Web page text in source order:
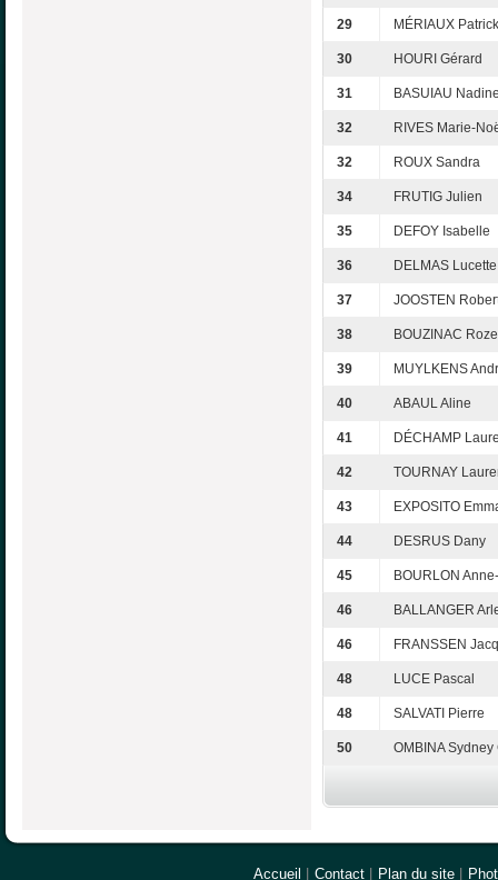
29 MÉRIAUX Patrick
30 HOURI Gérard
31 BASUIAU
32 RIVES Marie-
32 ROUX Sandra
34 FRUTIG Julien
35 DEFOY Isabelle
36 DELMAS Lucette
37 JOOSTEN
38 BOUZINAC
39 MUYLKENS
40 ABAUL Aline
41 DÉCHAMP
42 TOURNAY
43 EXPOSITO
44 DESRUS Dany
45 BOURLON
46 BALLANGER
46 FRANSSEN
48 LUCE Pascal
48 SALVATI Pierre
50 OMBINA Sydney
Accueil Contact Plan du site